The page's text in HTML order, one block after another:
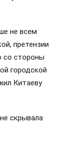
не всем
претензии
со стороны
городской
Китаеву
скрывала